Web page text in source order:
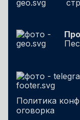
Политика
оговорка